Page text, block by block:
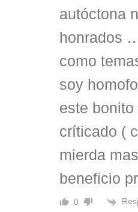
autóctona
honrados
como
soy
este
críticado (
mierda
beneficio
0